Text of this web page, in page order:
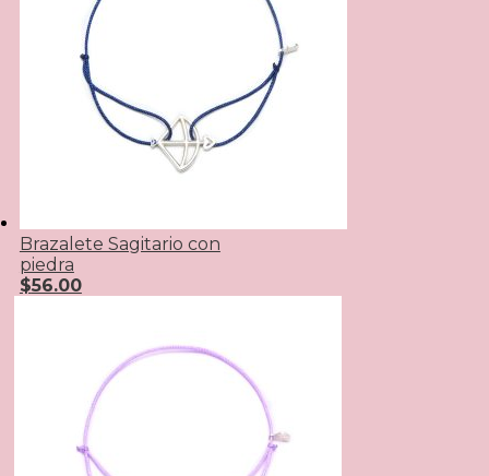
Brazalete Sagitario con
piedra
$56.00